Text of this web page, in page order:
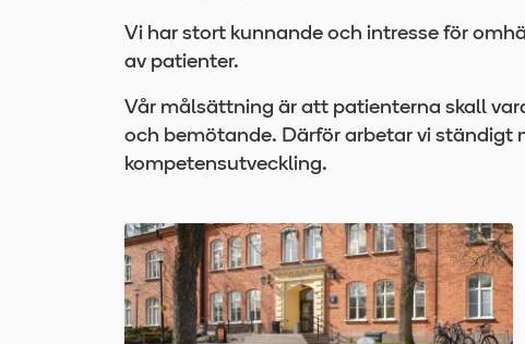
Vi har stort kunnande och intresse för
av patienter.
Vår målsättning är att patienterna skall
och bemötande. Därför arbetar vi ständigt
kompetensutveckling.